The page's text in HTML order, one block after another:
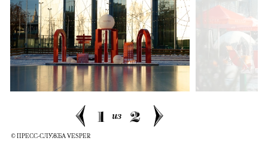
1 из 2
© ПРЕСС-СЛУЖБА VESPER